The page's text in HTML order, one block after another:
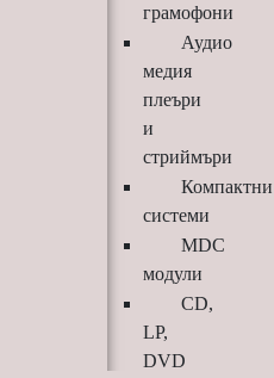
грамофони
Аудио
медия
плеъри
и
стриймъри
Компактни
системи
MDC
модули
CD,
LP,
DVD